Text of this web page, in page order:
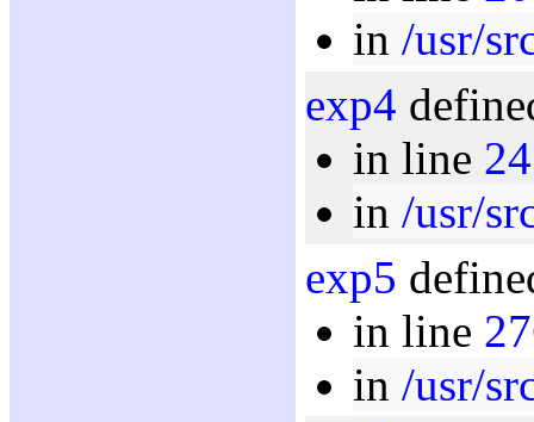
in /usr/
exp4
in line
in /usr/
exp5
in line
in /usr/